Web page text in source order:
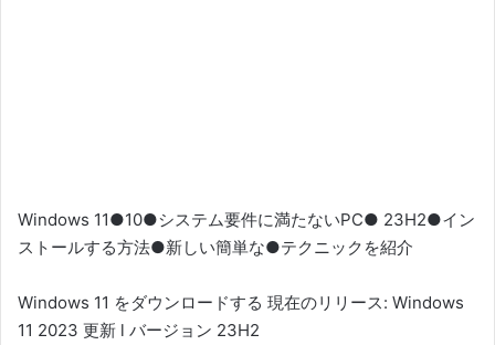
Windows 11●10●システム要件に満たないPC● 23H2●イン
ストールする方法●新しい簡単な●テクニックを紹介
Windows 11 をダウンロードする 現在のリリース: Windows
11 2023 更新 l バージョン 23H2